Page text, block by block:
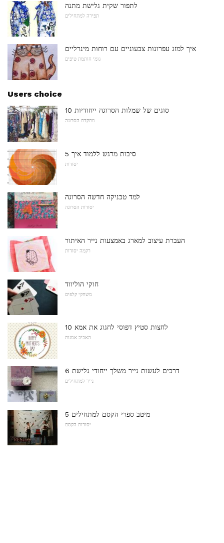
לתפור שקית גלישת מתנה
תפירה למתחילים
איך למזג עפרונות צבעוניים עם רוחות מינרליים
גומי חותמת טיפים
Users choice
10 סוגים של שמלות הסרוגה ייחודיות
מתקדם הסרוגה
5 סיבות מרגש ללמוד איך
יסודות
למד טכניקה חדשה הסרוגה
יסודות הסרוגה
העברת עיצוב למארג באמצעות נייר האיתור
רקמה יסודות
חוקי הוליווד
משחקי קלפים
10 לחצות סטיץ דפוסי לחגוג את אמא
האביב אמנות
6 דרכים לעשות נייר משלך ייחודי גלישת
נייר למתחילים
5 מיטב ספרי הקסם למתחילים
יסודות הקסם